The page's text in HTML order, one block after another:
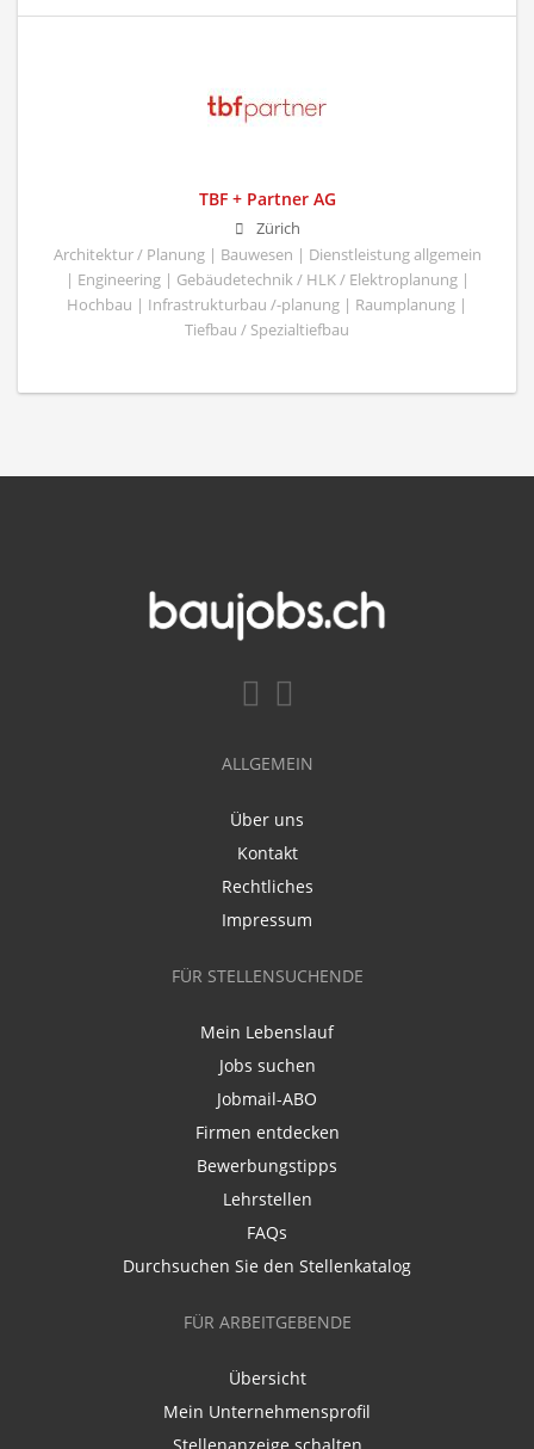
TBF + Partner AG
Zürich
Architektur / Planung | Bauwesen | Dienstleistung allgemein
| Engineering | Gebäudetechnik / HLK / Elektroplanung |
Hochbau | Infrastrukturbau /-planung | Raumplanung |
Tiefbau / Spezialtiefbau
ALLGEMEIN
Über uns
Kontakt
Rechtliches
Impressum
FÜR STELLENSUCHENDE
Mein Lebenslauf
Jobs suchen
Jobmail-ABO
Firmen entdecken
Bewerbungstipps
Lehrstellen
FAQs
Durchsuchen Sie den Stellenkatalog
FÜR ARBEITGEBENDE
Übersicht
Mein Unternehmensprofil